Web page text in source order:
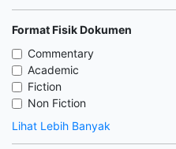
Format Fisik Dokumen
Commentary
Academic
Fiction
Non Fiction
Lihat Lebih Banyak